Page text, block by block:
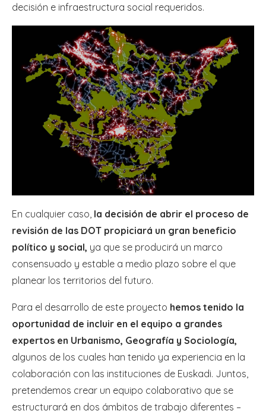
decisión e infraestructura social requeridos.
En cualquier caso, la decisión de abrir el proceso de
revisión de las DOT propiciará un gran beneficio
político y social, ya que se producirá un marco
consensuado y estable a medio plazo sobre el que
planear los territorios del futuro.
Para el desarrollo de este proyecto hemos tenido la
oportunidad de incluir en el equipo a grandes
expertos en Urbanismo, Geografía y Sociología,
algunos de los cuales han tenido ya experiencia en la
colaboración con las instituciones de Euskadi. Juntos,
pretendemos crear un equipo colaborativo que se
estructurará en dos ámbitos de trabajo diferentes –